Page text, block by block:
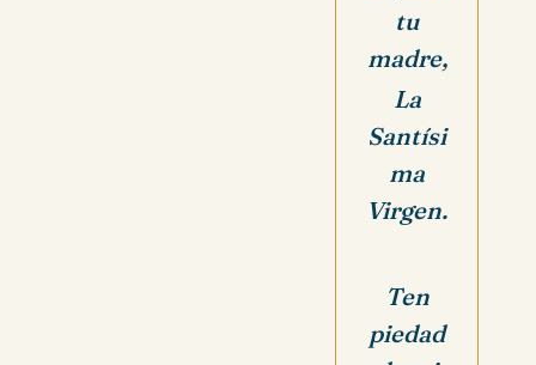
tu
madre,
La
Santísi
ma
Virgen.
Ten
piedad